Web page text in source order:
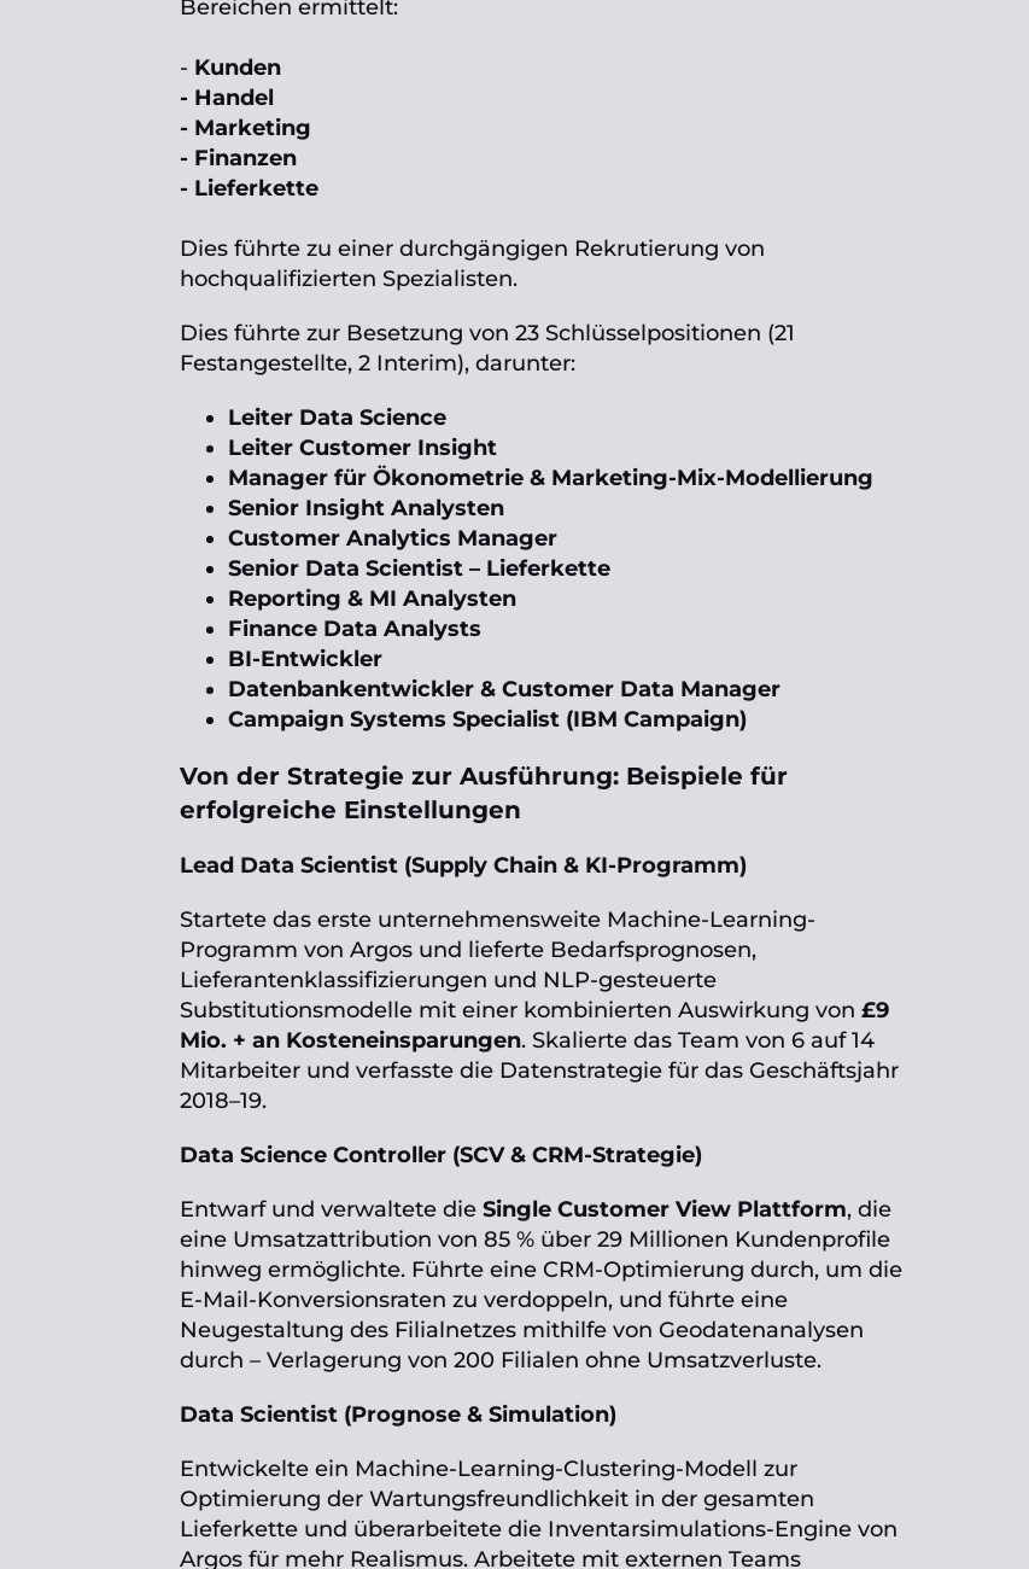
Bereichen ermittelt:
- Kunden
- Handel
- Marketing
- Finanzen
- Lieferkette
Dies führte zu einer durchgängigen Rekrutierung von
hochqualifizierten Spezialisten.
Dies führte zur Besetzung von 23 Schlüsselpositionen (21
Festangestellte, 2 Interim), darunter:
Leiter Data Science
Leiter Customer Insight
Manager für Ökonometrie & Marketing-Mix-Modellierung
Senior Insight Analysten
Customer Analytics Manager
Senior Data Scientist – Lieferkette
Reporting & MI Analysten
Finance Data Analysts
BI-Entwickler
Datenbankentwickler & Customer Data Manager
Campaign Systems Specialist (IBM Campaign)
Von der Strategie zur Ausführung: Beispiele für
erfolgreiche Einstellungen
Lead Data Scientist (Supply Chain & KI-Programm)
Startete das erste unternehmensweite Machine-Learning-
Programm von Argos und lieferte Bedarfsprognosen,
Lieferantenklassifizierungen und NLP-gesteuerte
Substitutionsmodelle mit einer kombinierten Auswirkung von£9
Mio. + an Kosteneinsparungen. Skalierte das Team von 6 auf 14
Mitarbeiter und verfasste die Datenstrategie für das Geschäftsjahr
2018–19.
Data Science Controller (SCV & CRM-Strategie)
Entwarf und verwaltete dieSingle Customer View Plattform, die
eine Umsatzattribution von 85 % über 29 Millionen Kundenprofile
hinweg ermöglichte. Führte eine CRM-Optimierung durch, um die
E-Mail-Konversionsraten zu verdoppeln, und führte eine
Neugestaltung des Filialnetzes mithilfe von Geodatenanalysen
durch – Verlagerung von 200 Filialen ohne Umsatzverluste.
Data Scientist (Prognose & Simulation)
Entwickelte ein Machine-Learning-Clustering-Modell zur
Optimierung der Wartungsfreundlichkeit in der gesamten
Lieferkette und überarbeitete die Inventarsimulations-Engine von
Argos für mehr Realismus. Arbeitete mit externen Teams